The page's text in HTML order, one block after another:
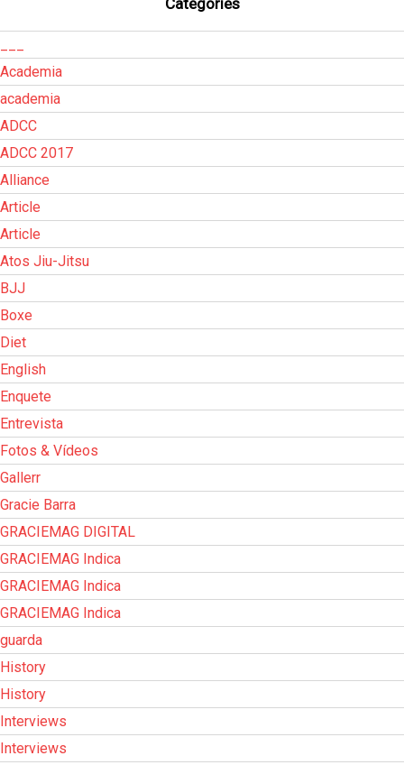
Academia
academia
ADCC
ADCC 2017
Alliance
Article
Article
Atos Jiu-Jitsu
BJJ
Boxe
Diet
English
Enquete
Entrevista
Fotos & Vídeos
Gallerr
Gracie Barra
GRACIEMAG DIGITAL
GRACIEMAG Indica
GRACIEMAG Indica
GRACIEMAG Indica
guarda
History
History
Interviews
Interviews